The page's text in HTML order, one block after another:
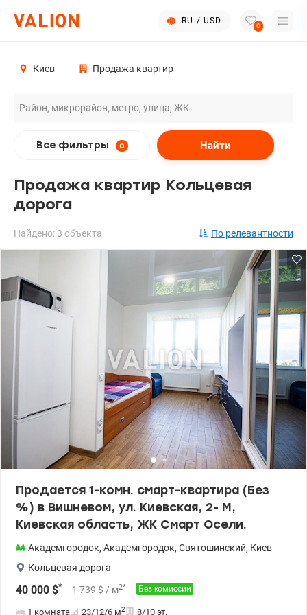
RU / USD
0
Киев Продажа квартир
Все фильтры 0 Найти
Продажа квартир Кольцевая
дорога
Найдено: 3 объекта По релевантности
Продается 1-комн. смарт-квартира (Без
%) в Вишневом, ул. Киевская, 2- М,
Киевская область, ЖК Смарт Осели.
Академгородок, Академгородок, Святошинский, Киев
Кольцевая дорога
40 000 $* 1 739 $ / м2* Без комиссии
1 комната 23/12/6 м2 8/10 эт.